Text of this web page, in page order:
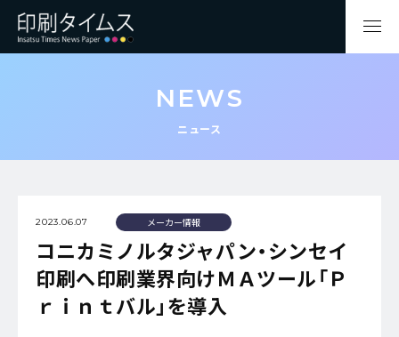
NEWS
ニュース
2023.06.07 メーカー情報
コニカミノルタジャパン・シンセイ
印刷へ印刷業界向けＭＡツール「Ｐ
ｒｉｎｔバル」を導入